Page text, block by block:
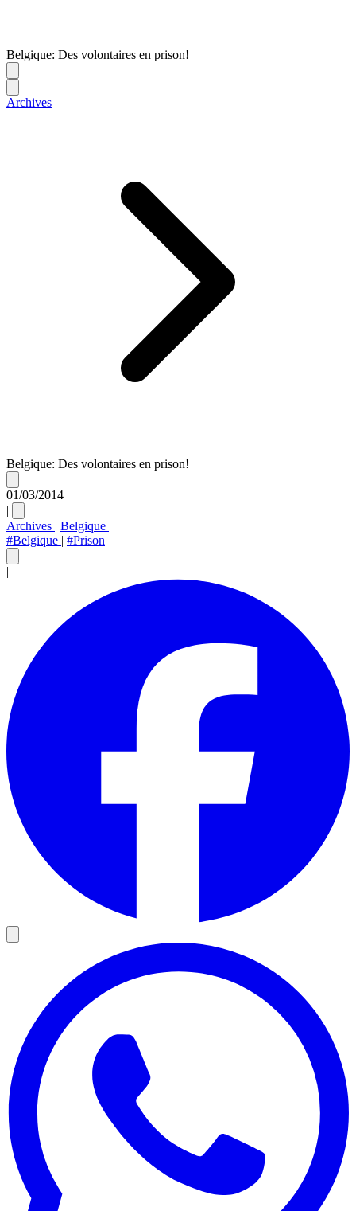
Belgique: Des volontaires en prison!
Archives
Belgique: Des volontaires en prison!
01/03/2014
|
Archives | Belgique |
#Belgique | #Prison
|